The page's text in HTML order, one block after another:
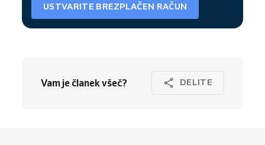
USTVARITE BREZPLAČEN RAČUN
Vam je članek všeč? DELITE